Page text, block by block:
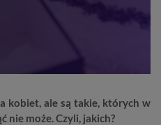
kobiet, ale są takie, których w
nie może. Czyli, jakich?